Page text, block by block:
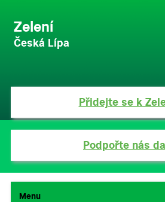
Zelení
Česká Lípa
Přidejte se k
Podpořte nás
Menu